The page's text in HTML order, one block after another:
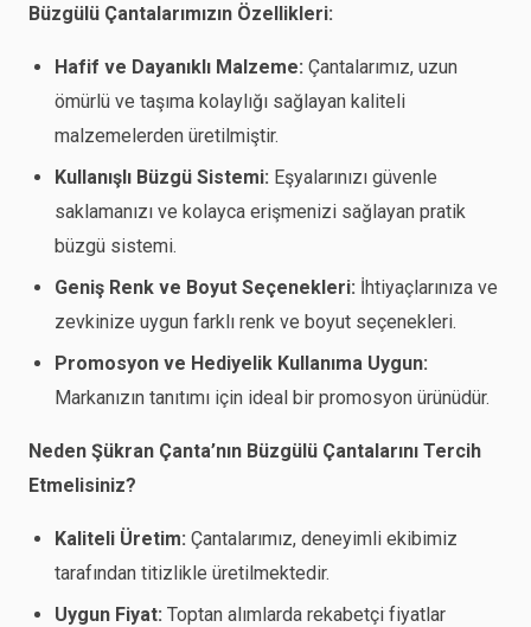
Büzgülü Çantalarımızın Özellikleri:
Hafif ve Dayanıklı Malzeme: Çantalarımız, uzun
ömürlü ve taşıma kolaylığı sağlayan kaliteli
malzemelerden üretilmiştir.
Kullanışlı Büzgü Sistemi: Eşyalarınızı güvenle
saklamanızı ve kolayca erişmenizi sağlayan pratik
büzgü sistemi.
Geniş Renk ve Boyut Seçenekleri: İhtiyaçlarınıza ve
zevkinize uygun farklı renk ve boyut seçenekleri.
Promosyon ve Hediyelik Kullanıma Uygun:
Markanızın tanıtımı için ideal bir promosyon ürünüdür.
Neden Şükran Çanta’nın Büzgülü Çantalarını Tercih
Etmelisiniz?
Kaliteli Üretim: Çantalarımız, deneyimli ekibimiz
tarafından titizlikle üretilmektedir.
Uygun Fiyat: Toptan alımlarda rekabetçi fiyatlar